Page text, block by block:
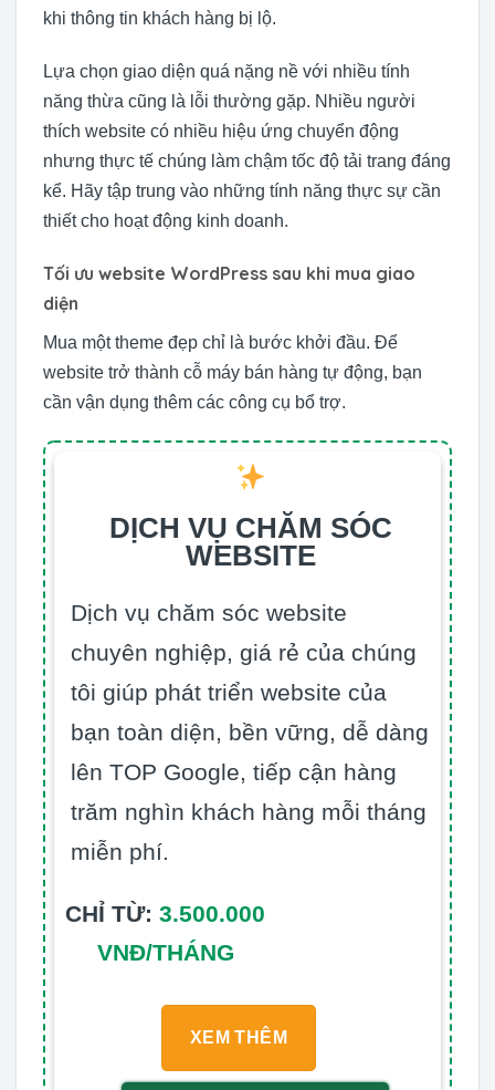
khi thông tin khách hàng bị lộ.
Lựa chọn giao diện quá nặng nề với nhiều tính
năng thừa cũng là lỗi thường gặp. Nhiều người
thích website có nhiều hiệu ứng chuyển động
nhưng thực tế chúng làm chậm tốc độ tải trang đáng
kể. Hãy tập trung vào những tính năng thực sự cần
thiết cho hoạt động kinh doanh.
Tối ưu website WordPress sau khi mua giao
diện
Mua một theme đẹp chỉ là bước khởi đầu. Để
website trở thành cỗ máy bán hàng tự động, bạn
cần vận dụng thêm các công cụ bổ trợ.
DỊCH VỤ CHĂM SÓC
WEBSITE
Dịch vụ chăm sóc website
chuyên nghiệp, giá rẻ của chúng
tôi giúp phát triển website của
bạn toàn diện, bền vững, dễ dàng
lên TOP Google, tiếp cận hàng
trăm nghìn khách hàng mỗi tháng
miễn phí.
CHỈ TỪ: 3.500.000
VNĐ/THÁNG
XEM THÊM